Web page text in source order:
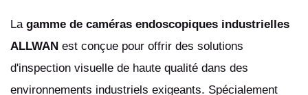
La gamme de caméras endoscopiques industrielles
ALLWAN est conçue pour offrir des solutions
d'inspection visuelle de haute qualité dans des
environnements industriels exigeants. Spécialement